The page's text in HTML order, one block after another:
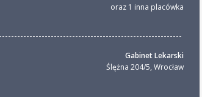
oraz 1 inna placówka
Gabinet Lekarski
Ślężna 204/5,Wrocław